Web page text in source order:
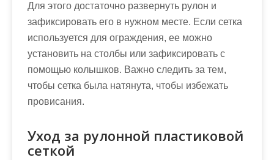
Для этого достаточно развернуть рулон и
зафиксировать его в нужном месте. Если сетка
используется для ограждения, ее можно
установить на столбы или зафиксировать с
помощью колышков. Важно следить за тем,
чтобы сетка была натянута, чтобы избежать
провисания.
Уход за рулонной пластиковой
сеткой